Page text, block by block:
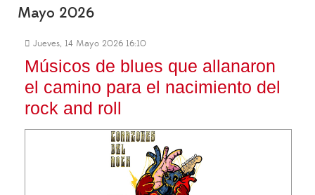
Mayo 2026
Jueves, 14 Mayo 2026 16:10
Músicos de blues que allanaron
el camino para el nacimiento del
rock and roll